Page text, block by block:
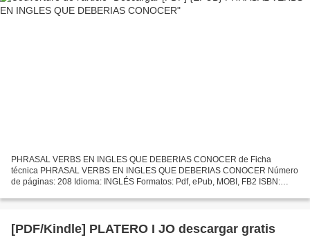
PHRASAL VERBS EN INGLES QUE DEBERIAS CONOCER de Ficha
técnica PHRASAL VERBS EN INGLES QUE DEBERIAS CONOCER Número
de páginas: 208 Idioma: INGLÉS Formatos: Pdf, ePub, MOBI, FB2 ISBN:
Descargar...
[PDF/Kindle] PLATERO I JO descargar gratis